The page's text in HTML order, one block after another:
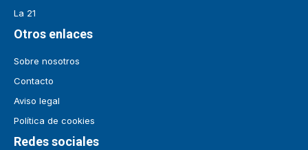
La 21
Otros enlaces
Sobre nosotros
Contacto
Aviso legal
Política de cookies
Redes sociales